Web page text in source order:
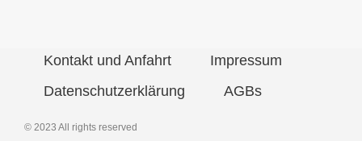
© 2023 All rights reserved
Kontakt und Anfahrt
Impressum
Datenschutzerklärung
AGBs